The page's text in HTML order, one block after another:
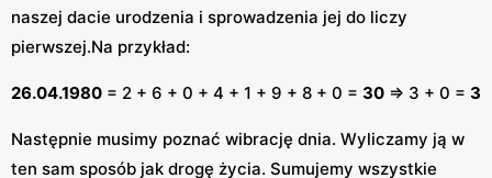
naszej dacie urodzenia i sprowadzenia jej do liczy
pierwszej.Na przykład:
26.04.1980 = 2 + 6 + 0 + 4 + 1 + 9 + 8 + 0 = 30 ⇒ 3 + 0 = 3
Następnie musimy poznać wibrację dnia. Wyliczamy ją w
ten sam sposób jak drogę życia. Sumujemy wszystkie